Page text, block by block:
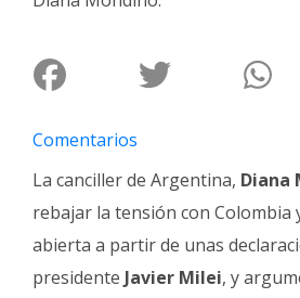
Fotos
de
Fúnebres
Comentarios
La canciller de Argentina, Diana
rebajar la tensión con Colombia
abierta a partir de unas
presidente Javier Milei, y